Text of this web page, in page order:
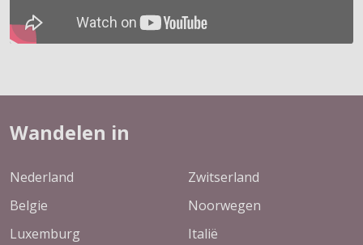
Wandelen in
Nederland
Belgie
Luxemburg
Zwitserland
Noorwegen
Italië